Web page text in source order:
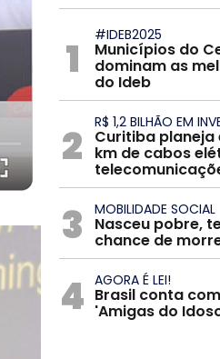
1 #IDEB2025
Municípios do
dominam as
do Ideb
2 R$ 1,2 BILHÃO EM
Curitiba planeja
km de cabos
3 MOBILIDADE SOCIAL
Nasceu pobre,
chance de
4 AGORA É LEI!
Brasil conta
'Amigas do